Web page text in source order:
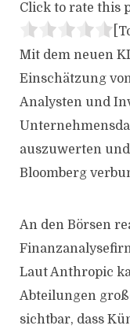
Click to rate this
Mit dem neuen
Einschätzung
Analysten und
auszuwerten
Bloomberg
An den Börsen
Laut Anthropic
Abteilungen
sichtbar, dass